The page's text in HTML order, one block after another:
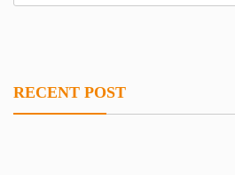
RECENT POST